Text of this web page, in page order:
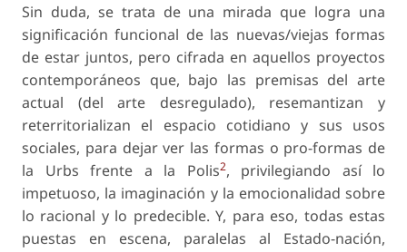
Sin duda, se trata de una mirada que logra una
significación funcional de las nuevas/viejas formas
de estar juntos, pero cifrada en aquellos proyectos
contemporáneos que, bajo las premisas del arte
actual (del arte desregulado), resemantizan y
reterritorializan el espacio cotidiano y sus usos
sociales, para dejar ver las formas o pro-formas de
la Urbs frente a la Polis2, privilegiando así lo
impetuoso, la imaginación y la emocionalidad sobre
lo racional y lo predecible. Y, para eso, todas estas
puestas en escena, paralelas al Estado-nación,